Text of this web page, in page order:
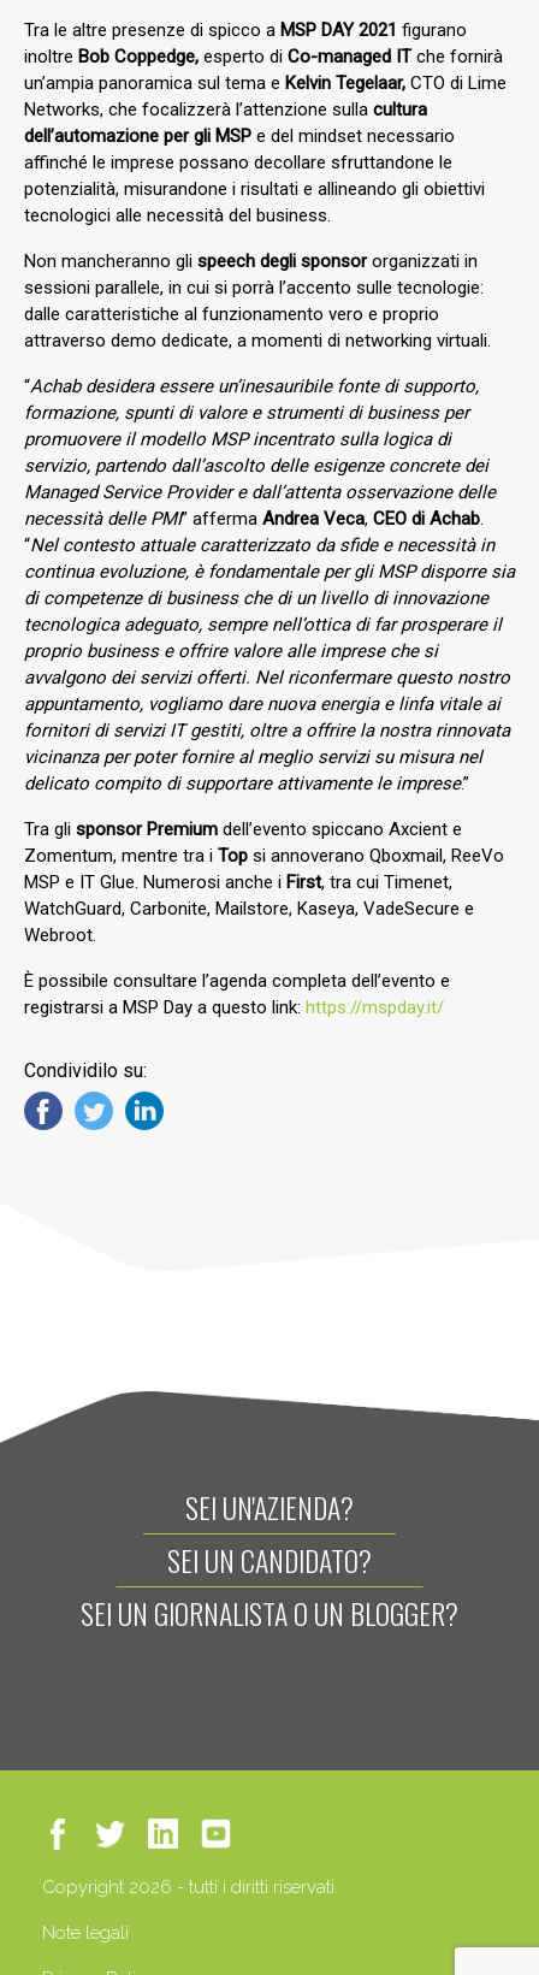
Tra le altre presenze di spicco a MSP DAY 2021 figurano
inoltre Bob Coppedge, esperto di Co-managed ITche fornirà
un’ampia panoramica sul tema e Kelvin Tegelaar, CTO di Lime
Networks, che focalizzerà l’attenzione sulla cultura
dell’automazione per gli MSP e del mindset necessario
affinché le imprese possano decollare sfruttandone le
potenzialità, misurandone i risultati e allineando gli obiettivi
tecnologici alle necessità del business.
Non mancheranno gli speech degli sponsororganizzati in
sessioni parallele, in cui si porrà l’accento sulle tecnologie:
dalle caratteristiche al funzionamento vero e proprio
attraverso demo dedicate, a momenti di networking virtuali.
“Achab desidera essere un’inesauribile fonte di supporto,
formazione, spunti di valore e strumenti di business per
promuovere il modello MSP incentrato sulla logica di
servizio, partendo dall’ascolto delle esigenze concrete dei
Managed Service Provider e dall’attenta osservazione delle
necessità delle PMI” afferma Andrea Veca, CEO di Achab.
“Nel contesto attuale caratterizzato da sfide e necessità in
continua evoluzione, è fondamentale per gli MSP disporre sia
di competenze di business che di un livello di innovazione
tecnologica adeguato, sempre nell’ottica di far prosperare il
proprio business e offrire valore alle imprese che si
avvalgono dei servizi offerti. Nel riconfermare questo nostro
appuntamento, vogliamo dare nuova energia e linfa vitale ai
fornitori di servizi IT gestiti, oltre a offrire la nostra rinnovata
vicinanza per poter fornire al meglio servizi su misura nel
delicato compito di supportare attivamente le imprese.”
Tra gli sponsor Premium dell’evento spiccano Axcient e
Zomentum, mentre tra i Top si annoverano Qboxmail, ReeVo
MSP e IT Glue. Numerosi anche i First, tra cui Timenet,
WatchGuard, Carbonite, Mailstore, Kaseya, VadeSecure e
Webroot.
È possibile consultare l’agenda completa dell’evento e
registrarsi a MSP Day a questo link: https://mspday.it/
Condividilo su:
SEI UN'AZIENDA?
SEI UN CANDIDATO?
SEI UN GIORNALISTA O UN BLOGGER?
Copyright 2026 - tutti i diritti riservati
Note legali